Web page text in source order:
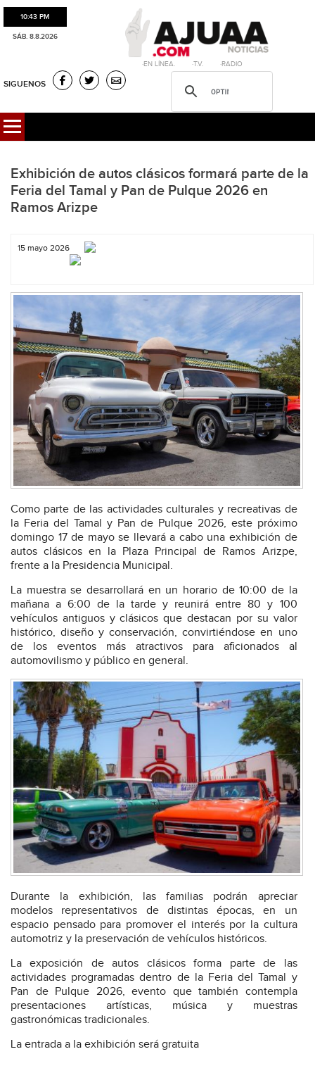
10:43 PM
SÁB. 8.8.2026
·EN LÍNEA. ·T.V. ·RADIO
SIGUENOS
Exhibición de autos clásicos formará parte de la
Feria del Tamal y Pan de Pulque 2026 en
Ramos Arizpe
15 mayo 2026
Como parte de las actividades culturales y recreativas de
la Feria del Tamal y Pan de Pulque 2026, este próximo
domingo 17 de mayo se llevará a cabo una exhibición de
autos clásicos en la Plaza Principal de Ramos Arizpe,
frente a la Presidencia Municipal.
La muestra se desarrollará en un horario de 10:00 de la
mañana a 6:00 de la tarde y reunirá entre 80 y 100
vehículos antiguos y clásicos que destacan por su valor
histórico, diseño y conservación, convirtiéndose en uno
de los eventos más atractivos para aficionados al
automovilismo y público en general.
Durante la exhibición, las familias podrán apreciar
modelos representativos de distintas épocas, en un
espacio pensado para promover el interés por la cultura
automotriz y la preservación de vehículos históricos.
La exposición de autos clásicos forma parte de las
actividades programadas dentro de la Feria del Tamal y
Pan de Pulque 2026, evento que también contempla
presentaciones artísticas, música y muestras
gastronómicas tradicionales.
La entrada a la exhibición será gratuita